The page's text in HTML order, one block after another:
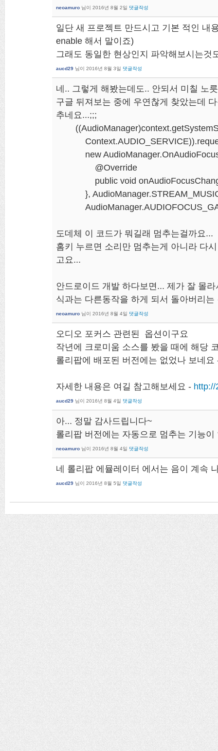
neoamuro 님이 2016년 8월 2일 댓글작성
일단 새 프로젝트 만드시고 기본 적인 내
enable 해서 말이죠)
그래도 동일한 현상인지 파악해보시는것
aucd29 님이 2016년 8월 3일 댓글작성
네.. 그렇게 해봤는데도.. 안되서 미칠 노
구글 뒤져보는 중에 우연찮게 찾았는데
추네요...;;;
new
@Override
public void
},
도데체 이 코드가 뭐길래 멈추는걸까요...
홈키 누르면 소리만 멈추는게 아니라 다
고요...
안드로이드 개발 하다보면... 제가 잘 몰
식과는 다른동작을 하게 되서 돌아버리
neoamuro 님이 2016년 8월 4일 댓글작성
오디오 포커스 관련된 옵션이구요
작년에 크로미움 소스를 봤을 때에 해당
롤리팝에 배포된 버전에는 없었나 보네요
자세한 내용은 여길 참고해보세요 - http://
aucd29 님이 2016년 8월 4일 댓글작성
아... 정말 감사드립니다~
롤리팝 버전에는 자동으로 멈추는 기능
neoamuro 님이 2016년 8월 4일 댓글작성
네 롤리팝 에뮬레이터 에서는 음이 계속
aucd29 님이 2016년 8월 5일 댓글작성